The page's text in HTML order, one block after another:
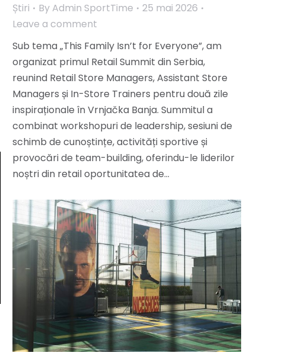
Știri By Admin SportTime
25 mai 2026
Leave a comment
Sub tema „This Family Isn’t for Everyone”, am
organizat primul Retail Summit din Serbia,
reunind Retail Store Managers, Assistant Store
Managers și In-Store Trainers pentru două zile
inspiraționale în Vrnjačka Banja. Summitul a
combinat workshopuri de leadership, sesiuni de
schimb de cunoștințe, activități sportive și
provocări de team-building, oferindu-le liderilor
noștri din retail oportunitatea de…